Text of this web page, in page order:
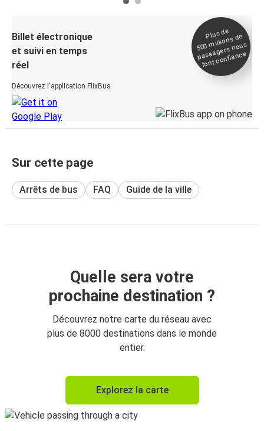
Billet électronique
et suivi en temps
réel
Découvrez l'application FlixBus
Plus de
500
millions de
passagers nous
font confiance
Sur cette page
Arrêts de bus FAQ Guide de la ville
Quelle sera votre
prochaine destination ?
Découvrez notre carte du réseau avec
plus de 8000 destinations dans le monde
entier.
Explorez la carte